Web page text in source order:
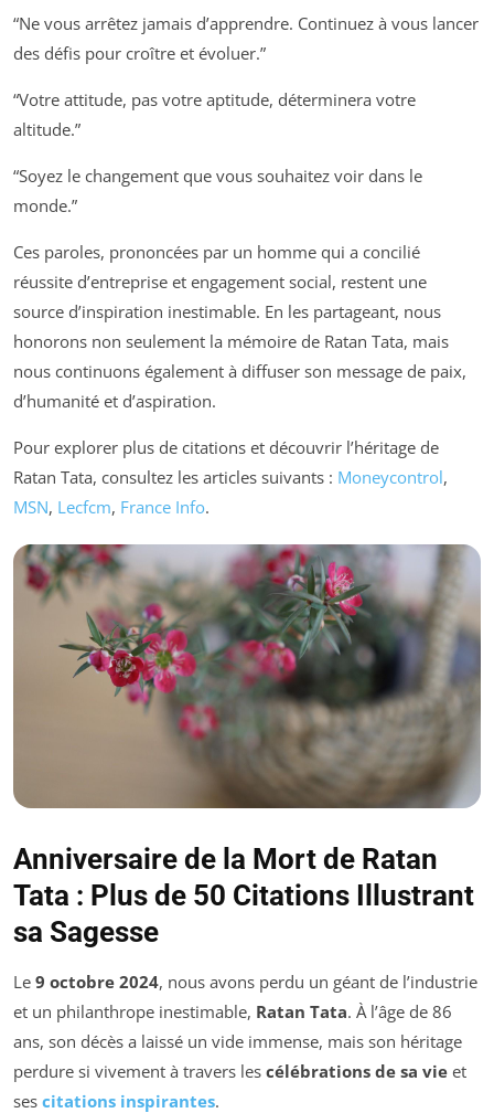
“Ne vous arrêtez jamais d’apprendre. Continuez à vous lancer
des défis pour croître et évoluer.”
“Votre attitude, pas votre aptitude, déterminera votre
altitude.”
“Soyez le changement que vous souhaitez voir dans le
monde.”
Ces paroles, prononcées par un homme qui a concilié
réussite d’entreprise et engagement social, restent une
source d’inspiration inestimable. En les partageant, nous
honorons non seulement la mémoire de Ratan Tata, mais
nous continuons également à diffuser son message de paix,
d’humanité et d’aspiration.
Pour explorer plus de citations et découvrir l’héritage de
Ratan Tata, consultez les articles suivants : Moneycontrol,
MSN, Lecfcm, France Info.
Anniversaire de la Mort de Ratan
Tata : Plus de 50 Citations Illustrant
sa Sagesse
Le 9 octobre 2024, nous avons perdu un géant de l’industrie
et un philanthrope inestimable, Ratan Tata. À l’âge de 86
ans, son décès a laissé un vide immense, mais son héritage
perdure si vivement à travers les célébrations de sa vie et
ses citations inspirantes.